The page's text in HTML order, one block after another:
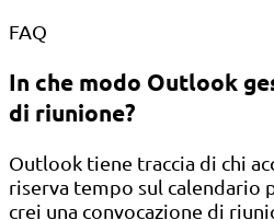
FAQ
In che modo Outlook
di riunione?
Outlook tiene traccia di chi
riserva tempo sul calendario
crei una convocazione di